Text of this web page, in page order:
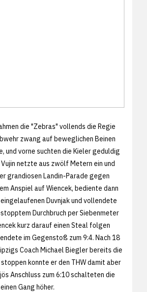
die "Zebras" vollends die Regie
zwang auf beweglichen Beinen
und vorne suchten die Kieler geduldig
netzte aus zwölf Metern ein und
grandiosen Landin-Parade gegen
Anspiel auf Wiencek, bediente dann
Duvnjak und vollendete
Durchbruch per Siebenmeter
kurz darauf einen Steal folgen
im Gegenstoß zum 9:4. Nach 18
Coach Michael Biegler bereits die
konnte er den THW damit aber
Anschluss zum 6:10 schalteten die
Gang höher.